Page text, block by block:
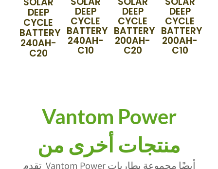
DEEP
CYCLE
BATTERY
240AH-
C20
DEEP
CYCLE
BATTERY
240AH-
C10
DEEP
CYCLE
BATTERY
200AH-
C20
DEEP
CYCLE
BATTERY
200AH-
C10
Vantom Power
منتجات أخرى من
تقدم Vantom Power أيضًا مجموعة بطاريات